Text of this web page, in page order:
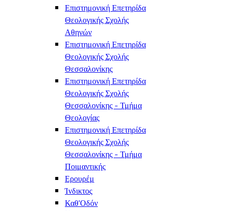
Επιστημονική Επετηρίδα
Θεολογικής Σχολής
Αθηνών
Επιστημονική Επετηρίδα
Θεολογικής Σχολής
Θεσσαλονίκης
Επιστημονική Επετηρίδα
Θεολογικής Σχολής
Θεσσαλονίκης - Τμήμα
Θεολογίας
Επιστημονική Επετηρίδα
Θεολογικής Σχολής
Θεσσαλονίκης - Τμήμα
Ποιμαντικής
Ερουρέμ
Ίνδικτος
Καθ'Οδόν